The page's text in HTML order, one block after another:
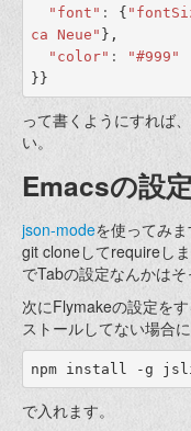
"font" : {
ca Neue" },
"color" :
"#999"
}}
って書くようにすれば
い。
Emacsの設定
json-modeを使ってみ
git cloneしてrequireし
でTabの設定なんかはそ
次にFlymakeの設定を
ストールしてない場合
で入れます。